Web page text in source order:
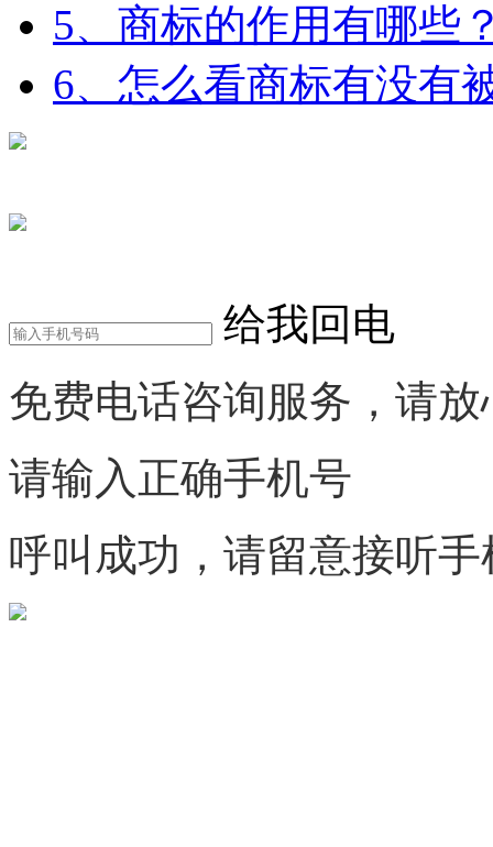
5、商标的作用有哪些
6、怎么看商标有没有
给我回电
免费电话咨询服务，请放
请输入正确手机号
呼叫成功，请留意接听手